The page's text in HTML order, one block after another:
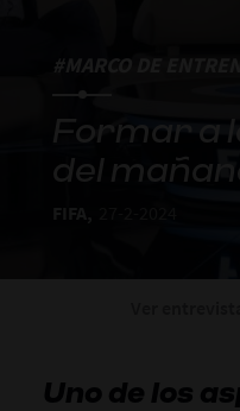
#MARCO DE
Formar a
del
Uno de los